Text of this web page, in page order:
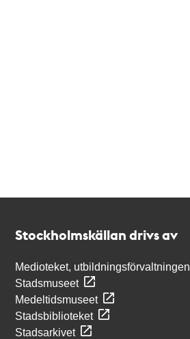
Stockholmskällan drivs av
Medioteket, utbildningsförvaltningen
Stadsmuseet
Medeltidsmuseet
Stadsbiblioteket
Stadsarkivet